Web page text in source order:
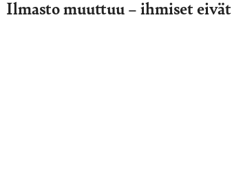
Ilmasto muuttuu – ihmiset eivät